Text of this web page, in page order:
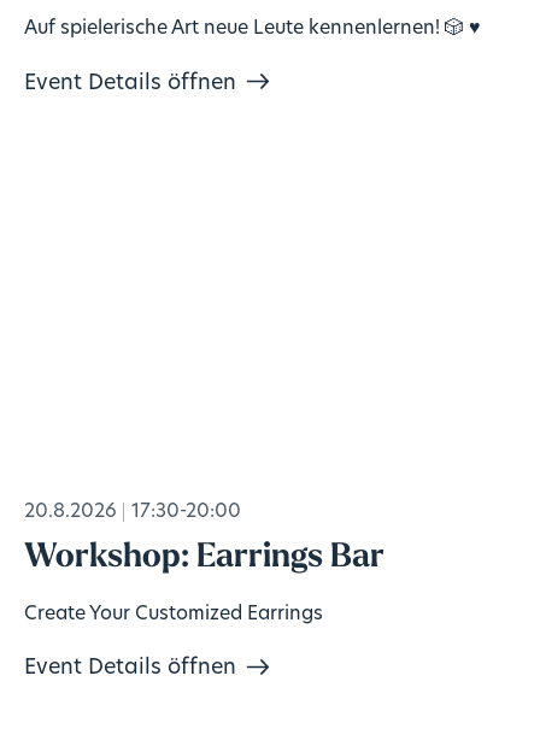
Auf spielerische Art neue Leute kennenlernen! 🎲 ♥️
Event Details öffnen
20.8.2026 17:30-20:00
Workshop: Earrings Bar
Create Your Customized Earrings
Event Details öffnen